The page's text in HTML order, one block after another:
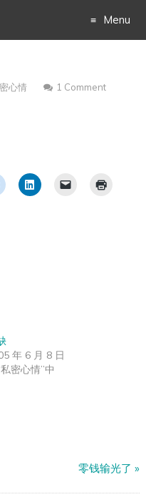
Menu
to
心情 1 Comment
年 6 月 8 日
密心情”中
零钱输光了 »